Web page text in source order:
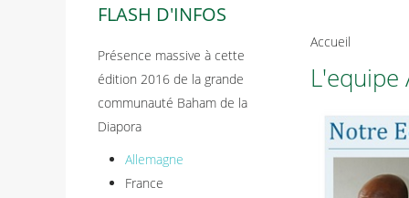
Accueil
L'equipe
FLASH D'INFOS
Présence massive à cette
édition 2016 de la grande
communauté Baham de la
Diapora
Allemagne
France